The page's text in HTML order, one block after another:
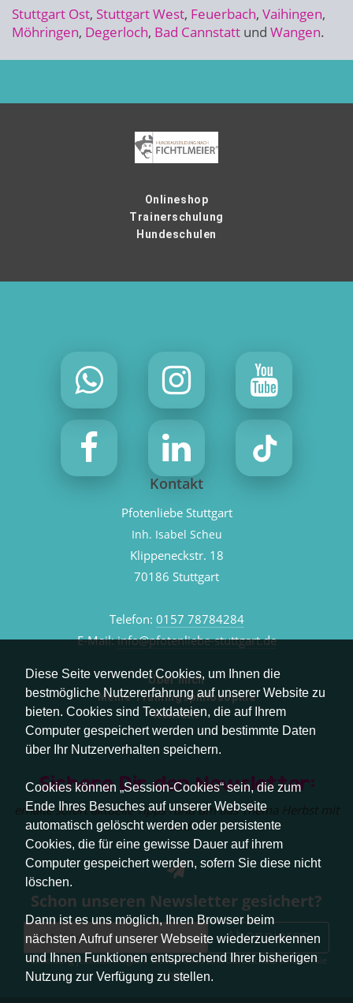
Diese Seite verwendet Cookies, um Ihnen die
bestmögliche Nutzererfahrung auf unserer Website zu
bieten. Cookies sind Textdateien, die auf Ihrem
Computer gespeichert werden und bestimmte Daten
über Ihr Nutzerverhalten speichern.
Cookies können „Session-Cookies“ sein, die zum
Ende Ihres Besuches auf unserer Webseite
automatisch gelöscht werden oder persistente
Cookies, die für eine gewisse Dauer auf ihrem
Computer gespeichert werden, sofern Sie diese nicht
löschen.
Dann ist es uns möglich, Ihren Browser beim
nächsten Aufruf unserer Webseite wiederzuerkennen
und Ihnen Funktionen entsprechend Ihrer bisherigen
Nutzung zur Verfügung zu stellen.
Stuttgart Ost, Stuttgart West, Feuerbach, Vaihingen,
Möhringen, Degerloch, Bad Cannstatt und Wangen.
Onlineshop
Trainerschulung
Hundeschulen
Kontakt
Pfotenliebe Stuttgart
Inh. Isabel Scheu
Klippeneckstr. 18
70186 Stuttgart
Telefon: 0157 78784284
E-Mail:info@pfotenliebe-stuttgart.de
Über mich
Meine Trainingsphilosophie
Kontakt
Sichere Dir den Newsletter:
erhalte sofort aktuelle Tipps rund um das Thema Herbst mit
Hund.
Schon unseren Newsletter gesichert?
Abonnieren
Abmeldung jederzeit möglich. Weitere Infos zum Datenschutz erhalten Sie
hier.